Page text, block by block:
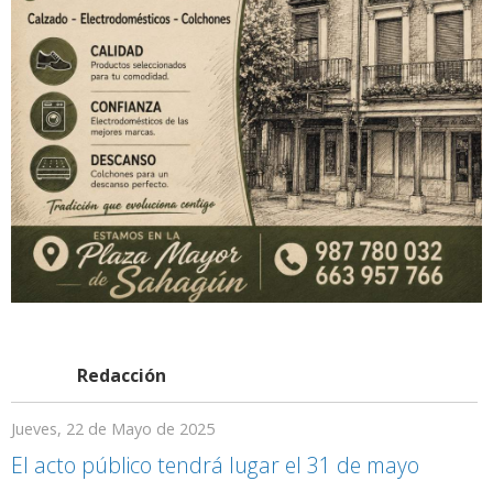
Redacción
Jueves, 22 de Mayo de 2025
El acto público tendrá lugar el 31 de mayo